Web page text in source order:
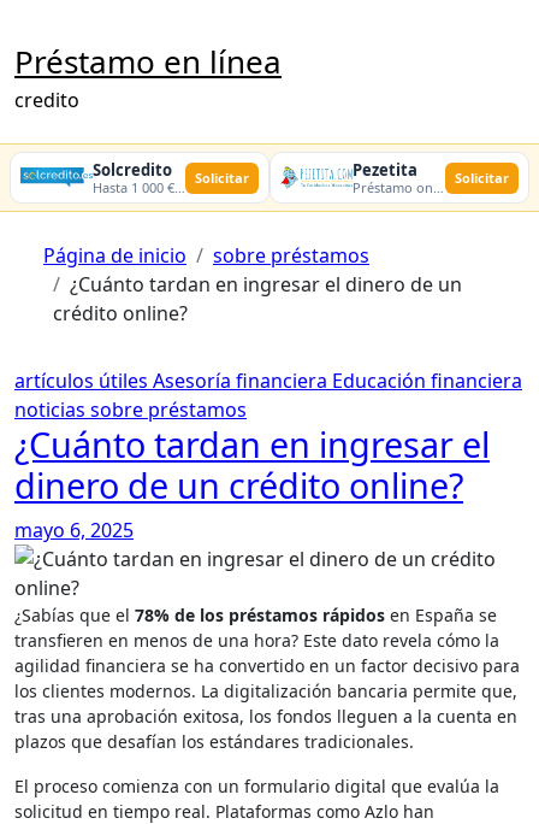
contenido
Préstamo en línea
credito
Solcredito
Hasta 1 000 € · 30 días · 100% online
Solicitar Pezetita
Préstamo online · Aprobación rápida
Solicitar
Página de inicio
sobre préstamos
¿Cuánto tardan en ingresar el dinero de un
crédito online?
artículos útiles Asesoría financiera Educación financiera
noticias sobre préstamos
¿Cuánto tardan en ingresar el
dinero de un crédito online?
mayo 6, 2025
¿Sabías que el 78% de los préstamos rápidos en España se
transfieren en menos de una hora? Este dato revela cómo la
agilidad financiera se ha convertido en un factor decisivo para
los clientes modernos. La digitalización bancaria permite que,
tras una aprobación exitosa, los fondos lleguen a la cuenta en
plazos que desafían los estándares tradicionales.
El proceso comienza con un formulario digital que evalúa la
solicitud en tiempo real. Plataformas como Azlo han